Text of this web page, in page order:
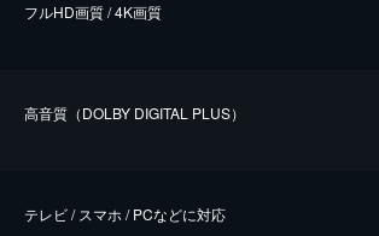
フルHD画質 / 4K画質
⾼⾳質（DOLBY DIGITAL PLUS）
テレビ / スマホ / PCなどに対応